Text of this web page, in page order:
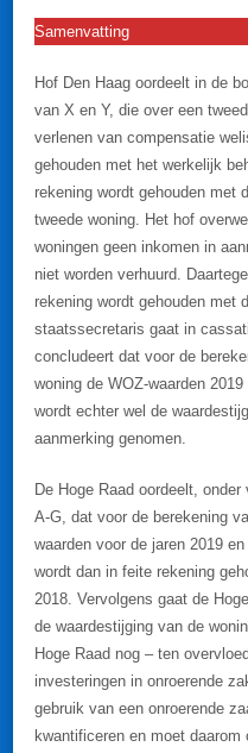
Samenvatting
Hof Den Haag oordeelt in de
van X en Y, die over een
verlenen van compensatie
gehouden met het werkelijk
rekening wordt gehouden met
tweede woning. Het hof
woningen geen inkomen in
niet worden verhuurd.
rekening wordt gehouden met
staatssecretaris gaat in
concludeert dat voor de
woning de WOZ-waarden
wordt echter wel de
aanmerking genomen.
De Hoge Raad oordeelt,
A-G, dat voor de berekening
waarden voor de jaren 2019
wordt dan in feite rekening
2018. Vervolgens gaat de
de waardestijging van de
Hoge Raad nog – ten
investeringen in onroerende
gebruik van een onroerende
kwantificeren en moet